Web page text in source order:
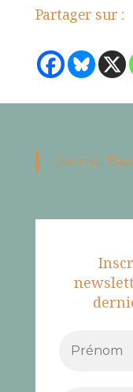
Partager sur :
Journal